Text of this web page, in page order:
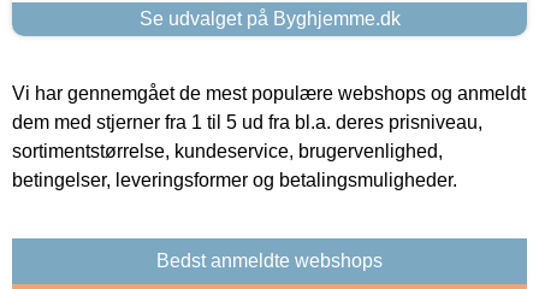
Se udvalget på Byghjemme.dk
Vi har gennemgået de mest populære webshops og anmeldt
dem med stjerner fra 1 til 5 ud fra bl.a. deres prisniveau,
sortimentstørrelse, kundeservice, brugervenlighed,
betingelser, leveringsformer og betalingsmuligheder.
Bedst anmeldte webshops